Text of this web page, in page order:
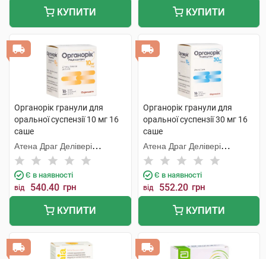
КУПИТИ КУПИТИ
Органорік гранули для
оральної суспензії 10 мг 16
саше
Атена Драг Делівері
Солюшнз ПВТ. ЛТД
Є в наявності
від 540.40 грн
КУПИТИ
Органорік гранули для
оральної суспензії 30 мг 16
саше
Атена Драг Делівері
Солюшнз ПВТ. ЛТД
Є в наявності
від 552.20 грн
КУПИТИ